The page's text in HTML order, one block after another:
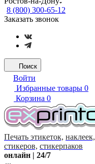
8 (800) 300-65-12
Заказать звонок
Поиск
Войти
Избранные товары 0
Корзина 0
Печать этикеток, наклеек,
стикеров, стикерпаков
онлайн | 24/7